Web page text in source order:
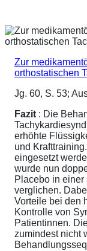
Zur
orthostatischen
Jg. 60, S. 53;
Fazit : Die
erhöhte
und
eingesetzt
wurde nun
Placebo in einer
verglichen.
Vorteile bei den
Kontrolle von
Patientinnen.
zumindest nicht